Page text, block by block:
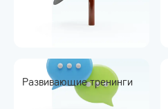
Развивающие тренинги